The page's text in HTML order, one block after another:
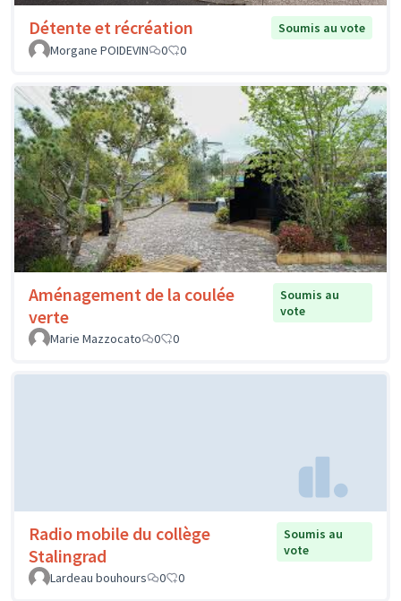
Détente et récréation
Soumis au vote
Morgane POIDEVIN
0 0
Aménagement de la coulée
verte
Soumis au
vote
Marie Mazzocato
0 0
Radio mobile du collège
Stalingrad
Soumis au
vote
Lardeau bouhours
0 0